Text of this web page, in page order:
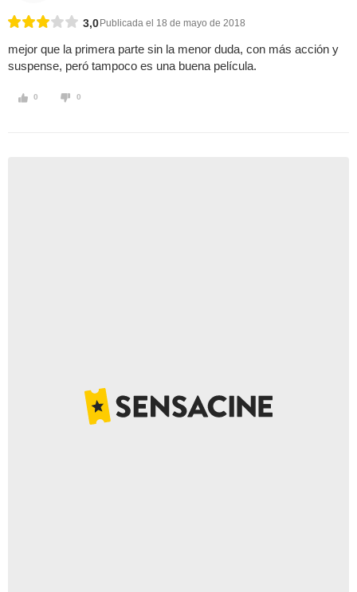
3,0 Publicada el 18 de mayo de 2018
mejor que la primera parte sin la menor duda, con más acción y
suspense, peró tampoco es una buena película.
0 0